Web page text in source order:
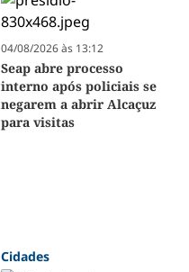
04/08/2026 às 13:12
Seap abre processo
interno após policiais se
negarem a abrir Alcaçuz
para visitas
Cidades